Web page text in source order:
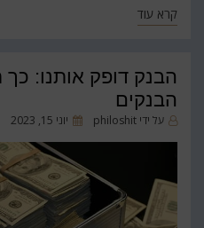
קרא עוד
הבנק דופק אותנו: כך
הבנקים
על ידי philoshit
פורסם
יוני 15, 2023